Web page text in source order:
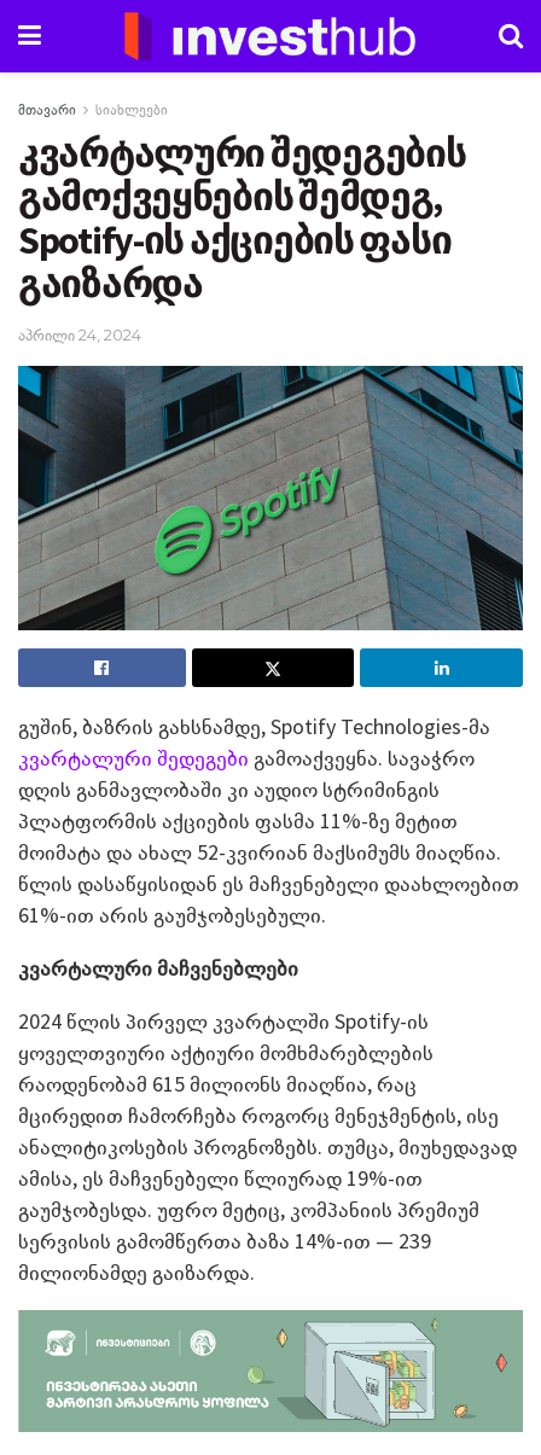
მთავარი სიახლეები
კვარტალური შედეგების
გამოქვეყნების შემდეგ,
Spotify-ის აქციების ფასი
გაიზარდა
აპრილი 24, 2024
გუშინ, ბაზრის გახსნამდე, Spotify Technologies-მა
კვარტალური შედეგები გამოაქვეყნა. სავაჭრო
დღის განმავლობაში კი აუდიო სტრიმინგის
პლატფორმის აქციების ფასმა 11%-ზე მეტით
მოიმატა და ახალ 52-კვირიან მაქსიმუმს მიაღწია.
წლის დასაწყისიდან ეს მაჩვენებელი დაახლოებით
61%-ით არის გაუმჯობესებული.
კვარტალური მაჩვენებლები
2024 წლის პირველ კვარტალში Spotify-ის
ყოველთვიური აქტიური მომხმარებლების
რაოდენობამ 615 მილიონს მიაღწია, რაც
მცირედით ჩამორჩება როგორც მენეჯმენტის, ისე
ანალიტიკოსების პროგნოზებს. თუმცა, მიუხედავად
ამისა, ეს მაჩვენებელი წლიურად 19%-ით
გაუმჯობესდა. უფრო მეტიც, კომპანიის პრემიუმ
სერვისის გამომწერთა ბაზა 14%-ით — 239
მილიონამდე გაიზარდა.